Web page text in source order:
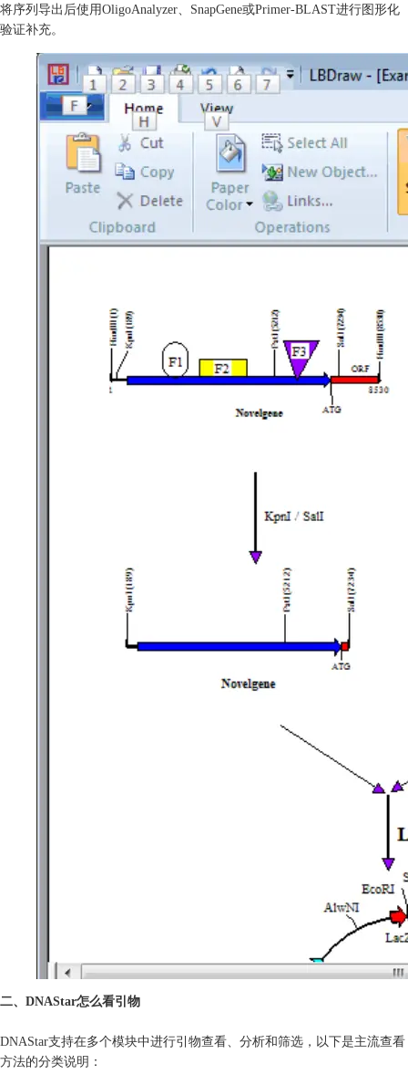
将序列导出后使用OligoAnalyzer、SnapGene或Primer-BLAST进行图形化
验证补充。
二、DNAStar怎么看引物
DNAStar支持在多个模块中进行引物查看、分析和筛选，以下是主流查看
方法的分类说明：